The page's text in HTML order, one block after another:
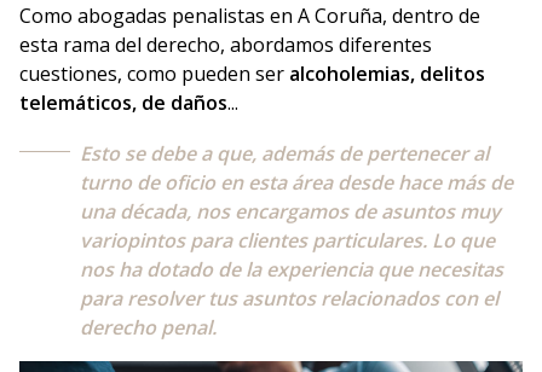
Como abogadas penalistas en A Coruña, dentro de
esta rama del derecho, abordamos diferentes
cuestiones, como pueden ser alcoholemias, delitos
telemáticos, de daños...
Esto se debe a que, además de pertenecer al
turno de oficio en esta área desde hace más de
una década, nos encargamos de asuntos muy
variopintos para clientes particulares. Lo que
nos ha dotado de la experiencia que necesitas
para resolver tus asuntos relacionados con el
derecho penal.